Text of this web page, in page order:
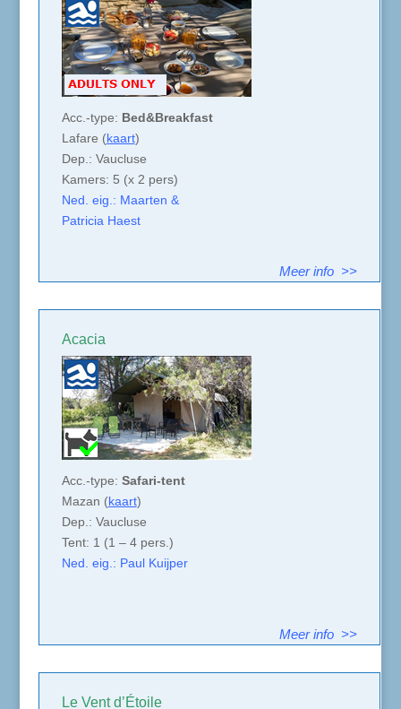
Acc.-type: Bed&Breakfast
Lafare (kaart)
Dep.: Vaucluse
Kamers: 5 (x 2 pers)
Ned. eig.: Maarten &
Patricia Haest
Meer info >>
Acacia
Acc.-type: Safari-tent
Mazan (kaart)
Dep.: Vaucluse
Tent: 1 (1 – 4 pers.)
Ned. eig.: Paul Kuijper
Meer info >>
Le Vent d’Étoile